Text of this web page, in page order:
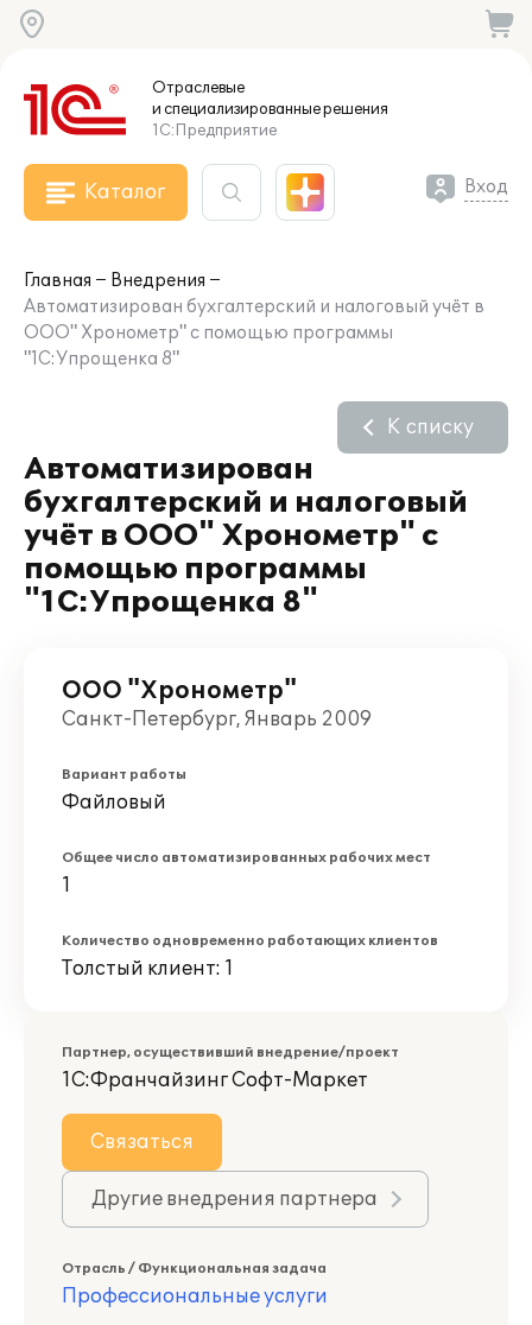
Отраслевые
и специализированныерешения
1С:Предприятие
Каталог Вход
Главная
Внедрения
Автоматизирован бухгалтерский и налоговый учёт в
ООО" Хронометр" с помощью программы
"1С:Упрощенка 8"
Автоматизирован
бухгалтерский и налоговый
учёт в ООО" Хронометр" с
помощью программы
"1С:Упрощенка 8"
К списку
ООО "Хронометр"
Санкт-Петербург, Январь 2009
Вариант работы
Файловый
Общее число автоматизированных рабочих мест
1
Количество одновременно работающих клиентов
Толстый клиент: 1
Партнер, осуществивший внедрение/проект
1С:Франчайзинг Софт-Маркет
Связаться
Другие внедрения партнера
Отрасль / Функциональная задача
Профессиональные услуги